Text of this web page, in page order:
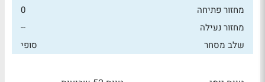
מחזור פתיחה
0
מחזור נעילה
--
שלב מסחר
סופי